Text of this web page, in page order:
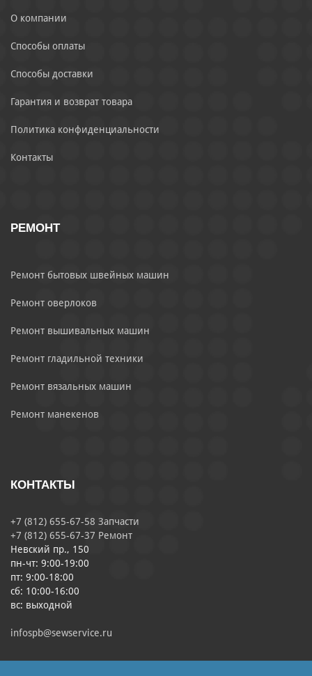
О компании
Способы оплаты
Способы доставки
Гарантия и возврат товара
Политика конфиденциальности
Контакты
РЕМОНТ
Ремонт бытовых швейных машин
Ремонт оверлоков
Ремонт вышивальных машин
Ремонт гладильной техники
Ремонт вязальных машин
Ремонт манекенов
КОНТАКТЫ
+7 (812) 655-67-58 Запчасти
+7 (812) 655-67-37 Ремонт
Невский пр., 150
пн-чт: 9:00-19:00
пт: 9:00-18:00
сб: 10:00-16:00
вс: выходной
infospb@sewservice.ru